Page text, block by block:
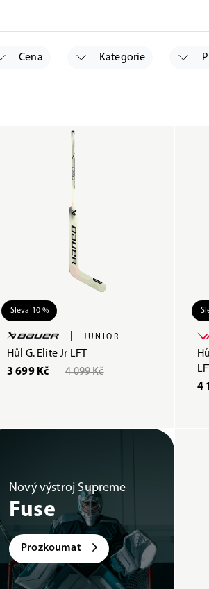
Cena Kategorie
Sleva 10 %
JUNIOR
Hůl G. Elite Jr LFT
3 699 Kč
4 099 Kč
4
Nový výstroj Supreme
Fuse
Prozkoumat